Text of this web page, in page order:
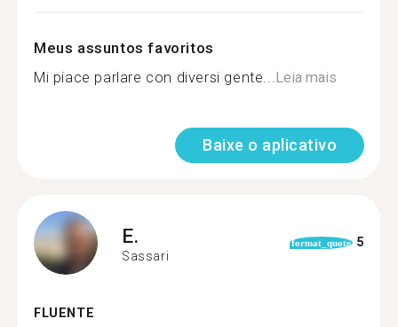
Meus assuntos favoritos
Mi piace parlare con diversi gente... Leia mais
Baixe o aplicativo
E.
Sassari
format_quote 5
FLUENTE